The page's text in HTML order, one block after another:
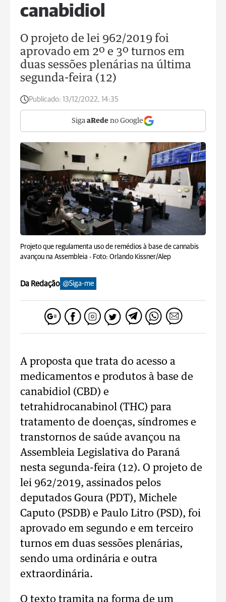
canabidiol
O projeto de lei 962/2019 foi
aprovado em 2º e 3º turnos em
duas sessões plenárias na última
segunda-feira (12)
Publicado: 13/12/2022, 14:35
Siga aRede no Google
Projeto que regulamenta uso de remédios à base de cannabis
avançou na Assembleia - Foto: Orlando Kissner/Alep
Da Redação @Siga-me
A proposta que trata do acesso a
medicamentos e produtos à base de
canabidiol (CBD) e
tetrahidrocanabinol (THC) para
tratamento de doenças, síndromes e
transtornos de saúde avançou na
Assembleia Legislativa do Paraná
nesta segunda-feira (12). O projeto de
lei 962/2019, assinados pelos
deputados Goura (PDT), Michele
Caputo (PSDB) e Paulo Litro (PSD), foi
aprovado em segundo e em terceiro
turnos em duas sessões plenárias,
sendo uma ordinária e outra
extraordinária.
O texto tramita na forma de um